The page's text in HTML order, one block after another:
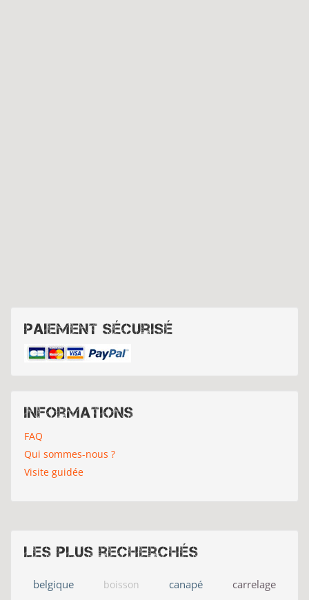
Paiement sécurisé
Informations
FAQ
Qui sommes-nous ?
Visite guidée
Les plus recherchés
belgique boisson canapé carrelage